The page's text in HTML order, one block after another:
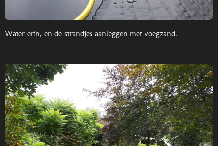
Water erin, en de strandjes aanleggen met voegzand.